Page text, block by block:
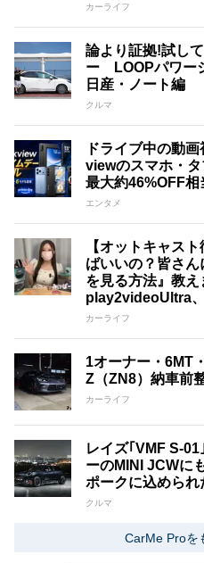
カーライフ
論より証拠!試し
ー LOOPパワー
日産・ノート編
クルマ
ドライブ中の動
viewのスマホ・
最大約46%OFF相
エンタメ
【オットキャス
ばいいの？皆さ
を見る方法』教え
play2videoUltra
カーライフ
1オーナー・6MT
Z（ZN8）納車前
カーライフ
レイズ｢VMF S-
ーのMINI JCWに
ポークに込められ
クルマ
CarMe Proを